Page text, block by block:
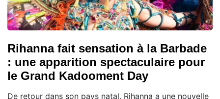
Rihanna fait sensation à la Barbade
: une apparition spectaculaire pour
le Grand Kadooment Day
De retour dans son pays natal, Rihanna a une nouvelle